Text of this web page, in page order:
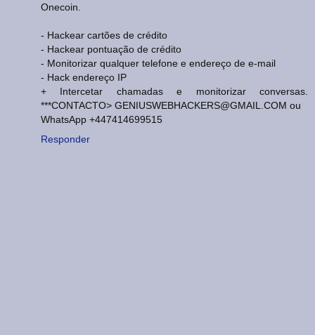
Onecoin.
- Hackear cartões de crédito
- Hackear pontuação de crédito
- Monitorizar qualquer telefone e endereço de e-mail
- Hack endereço IP
+ Intercetar chamadas e monitorizar conversas.
***CONTACTO> GENIUSWEBHACKERS@GMAIL.COM ou
WhatsApp +447414699515
Responder